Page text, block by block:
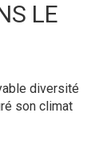
LE
diversité
son climat